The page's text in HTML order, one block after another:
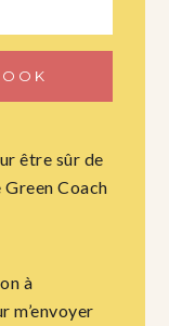
être sûr de
Coach
à
m’envoyer